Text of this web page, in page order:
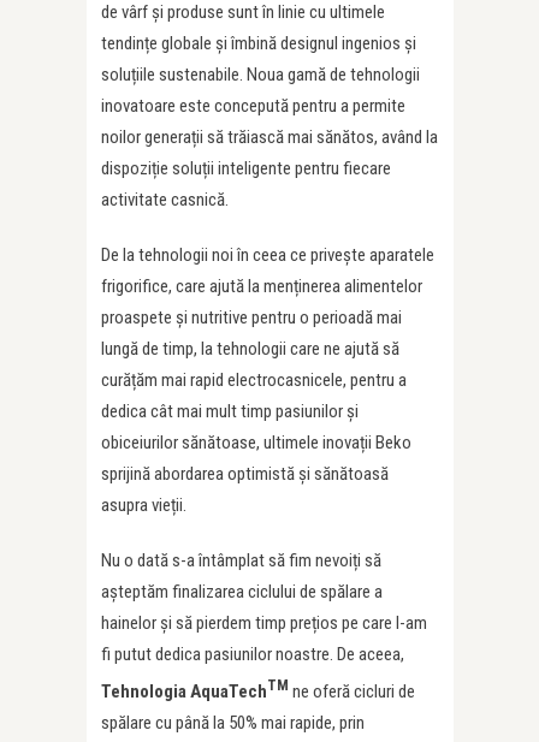
de vârf și produse sunt în linie cu ultimele
tendințe globale și îmbină designul ingenios și
soluțiile sustenabile. Noua gamă de tehnologii
inovatoare este concepută pentru a permite
noilor generații să trăiască mai sănătos, având la
dispoziție soluții inteligente pentru fiecare
activitate casnică.
De la tehnologii noi în ceea ce privește aparatele
frigorifice, care ajută la menținerea alimentelor
proaspete și nutritive pentru o perioadă mai
lungă de timp, la tehnologii care ne ajută să
curățăm mai rapid electrocasnicele, pentru a
dedica cât mai mult timp pasiunilor și
obiceiurilor sănătoase, ultimele inovații Beko
sprijină abordarea optimistă și sănătoasă
asupra vieții.
Nu o dată s-a întâmplat să fim nevoiți să
așteptăm finalizarea ciclului de spălare a
hainelor și să pierdem timp prețios pe care l-am
fi putut dedica pasiunilor noastre. De aceea,
Tehnologia AquaTechTM ne oferă cicluri de
spălare cu până la 50% mai rapide, prin